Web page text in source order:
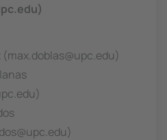
(max.doblas@upc.edu)